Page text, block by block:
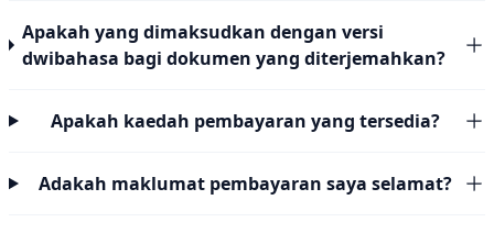
Apakah yang dimaksudkan dengan versi
dwibahasa bagi dokumen yang diterjemahkan?
Apakah kaedah pembayaran yang tersedia?
Adakah maklumat pembayaran saya selamat?